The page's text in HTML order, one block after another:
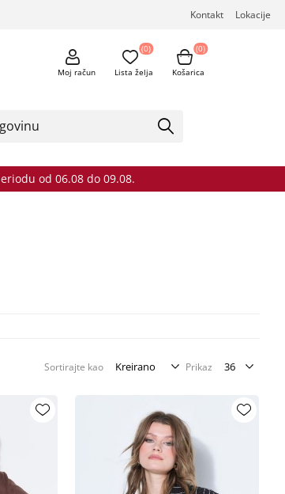
Kontakt Lokacije
Moj račun Lista želja
(0)
Košarica
(0)
od 06.08 do 09.08.
Sortirajte kao Prikaz